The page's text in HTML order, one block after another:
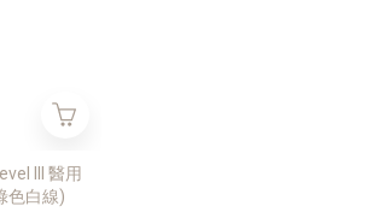
III 醫用
色白線)